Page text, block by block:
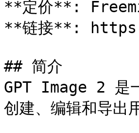
**定价**:
**链接**:
## 简介
GPT Image 2 是
创建、编辑和导出